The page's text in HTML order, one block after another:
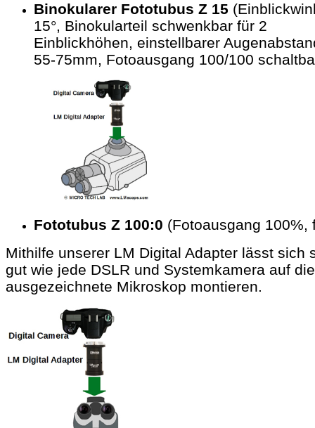
Binokularer Fototubus Z 15
15°, Binokularteil schwenkbar für 2
Einblickhöhen, einstellbarer
55-75mm, Fotoausgang 100/100
Fototubus Z 100:0 (Fotoausgang 100%,
Mithilfe unserer LM Digital Adapter lässt sich
gut wie jede DSLR und Systemkamera auf
ausgezeichnete Mikroskop montieren.